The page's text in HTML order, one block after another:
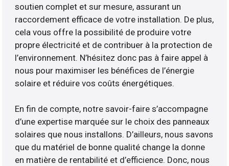
soutien complet et sur mesure, assurant un
raccordement efficace de votre installation. De plus,
cela vous offre la possibilité de produire votre
propre électricité et de contribuer à la protection de
l’environnement. N’hésitez donc pas à faire appel à
nous pour maximiser les bénéfices de l’énergie
solaire et réduire vos coûts énergétiques.
En fin de compte, notre savoir-faire s’accompagne
d’une expertise marquée sur le choix des panneaux
solaires que nous installons. D’ailleurs, nous savons
que du matériel de bonne qualité change la donne
en matière de rentabilité et d’efficience. Donc, nous